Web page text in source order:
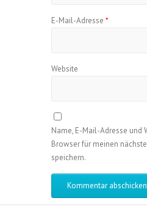
E-Mail-Adresse *
Website
Name, E-Mail-Adresse und
Browser für meinen
speichern.